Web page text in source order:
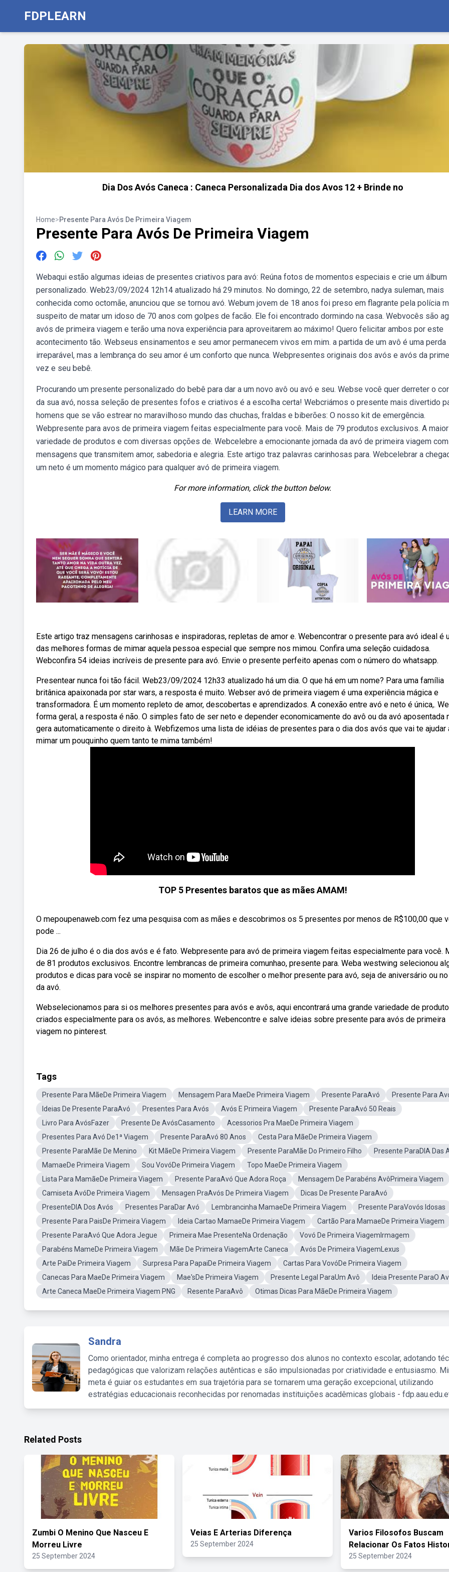
FDPLEARN
Dia Dos Avós Caneca : Caneca Personalizada Dia dos Avos 12 + Brinde no
Home>Presente Para Avós De Primeira Viagem
Presente Para Avós De Primeira Viagem
Webaqui estão algumas ideias de presentes criativos para avó: Reúna fotos de momentos especiais e crie um álbum
personalizado. Web23/09/2024 12h14 atualizado há 29 minutos. No domingo, 22 de setembro, nadya suleman, mais
conhecida como octomãe, anunciou que se tornou avó. Webum jovem de 18 anos foi preso em flagrante pela polícia
suspeito de matar um idoso de 70 anos com golpes de facão. Ele foi encontrado dormindo na casa. Webvocês são
avós de primeira viagem e terão uma nova experiência para aproveitarem ao máximo! Quero felicitar ambos por este
acontecimento tão. Webseus ensinamentos e seu amor permanecem vivos em mim. a partida de um avô é uma perda
irreparável, mas a lembrança do seu amor é um conforto que nunca. Webpresentes originais dos avós e avós da
vez e seu bebê.
Procurando um presente personalizado do bebê para dar a um novo avô ou avó e seu. Webse você quer derreter o
da sua avó, nossa seleção de presentes fofos e criativos é a escolha certa! Webcriámos o presente mais divertido
homens que se vão estrear no maravilhoso mundo das chuchas, fraldas e biberões: O nosso kit de emergência.
Webpresente para avos de primeira viagem feitas especialmente para você. Mais de 79 produtos exclusivos. A maior
variedade de produtos e com diversas opções de. Webcelebre a emocionante jornada da avó de primeira viagem com
mensagens que transmitem amor, sabedoria e alegria. Este artigo traz palavras carinhosas para. Webcelebrar a
um neto é um momento mágico para qualquer avó de primeira viagem.
For more information, click the button below.
LEARN MORE
Este artigo traz mensagens carinhosas e inspiradoras, repletas de amor e. Webencontrar o presente para avó ideal é
das melhores formas de mimar aquela pessoa especial que sempre nos mimou. Confira uma seleção cuidadosa.
Webconfira 54 ideias incríveis de presente para avó. Envie o presente perfeito apenas com o número do whatsapp.
Presentear nunca foi tão fácil. Web23/09/2024 12h33 atualizado há um dia. O que há em um nome? Para uma família
britânica apaixonada por star wars, a resposta é muito. Webser avó de primeira viagem é uma experiência mágica e
transformadora. É um momento repleto de amor, descobertas e aprendizados. A conexão entre avó e neto é única,.
forma geral, a resposta é não. O simples fato de ser neto e depender economicamente do avô ou da avó aposentada
gera automaticamente o direito à. Webfizemos uma lista de idéias de presentes para o dia dos avós que vai te ajudar
mimar um pouquinho quem tanto te mima também!
TOP 5 Presentes baratos que as mães AMAM!
O mepoupenaweb.com fez uma pesquisa com as mães e descobrimos os 5 presentes por menos de R$100,00 que
pode ...
Dia 26 de julho é o dia dos avós e é fato. Webpresente para avó de primeira viagem feitas especialmente para você.
de 81 produtos exclusivos. Encontre lembrancas de primeira comunhao, presente para. Weba westwing selecionou
produtos e dicas para você se inspirar no momento de escolher o melhor presente para avó, seja de aniversário ou
da avó.
Webselecionamos para si os melhores presentes para avós e avôs, aqui encontrará uma grande variedade de
criados especialmente para os avós, as melhores. Webencontre e salve ideias sobre presente para avós de primeira
viagem no pinterest.
Tags
Presente Para MãeDe Primeira Viagem Mensagem Para MaeDe Primeira Viagem Presente ParaAvó
Presente Para
Ideias De Presente ParaAvó
Presentes Para Avós Avós E Primeira Viagem
Presente ParaAvó 50 Reais
Livro Para AvósFazer
Presente De AvósCasamento
Acessorios Pra MaeDe Primeira Viagem
Presentes Para Avó De1ª Viagem
Presente ParaAvó 80 Anos
Cesta Para MãeDe Primeira Viagem
Presente ParaMãe De Menino
Kit MãeDe Primeira Viagem Presente ParaMãe Do Primeiro Filho
Presente ParaDIA Das
MamaeDe Primeira Viagem
Sou VovóDe Primeira Viagem
Topo MaeDe Primeira Viagem
Lista Para MamãeDe Primeira Viagem
Presente ParaAvó Que Adora Roça
Mensagem De Parabéns AvôPrimeira Viagem
Camiseta AvóDe Primeira Viagem
Mensagen PraAvós De Primeira Viagem
Dicas De Presente ParaAvó
PresenteDIA Dos Avós
Presentes ParaDar Avó Lembrancinha MamaeDe Primeira Viagem
Presente ParaVovós Idosas
Presente Para PaisDe Primeira Viagem
Ideia Cartao MamaeDe Primeira Viagem
Cartão Para MamaeDe Primeira Viagem
Presente ParaAvó Que Adora Jegue
Primeira Mae PresenteNa Ordenação
Vovó De Primeira ViagemIrmagem
Parabéns MameDe Primeira Viagem
Mãe De Primeira ViagemArte Caneca
Avós De Primeira ViagemLexus
Arte PaiDe Primeira Viagem
Surpresa Para PapaiDe Primeira Viagem
Cartas Para VovóDe Primeira Viagem
Canecas Para MaeDe Primeira Viagem
Mae'sDe Primeira Viagem Presente Legal ParaUm Avô
Ideia Presente ParaO
Arte Caneca MaeDe Primeira Viagem PNG
Resente ParaAvô Otimas Dicas Para MãeDe Primeira Viagem
Sandra
Como orientador, minha entrega é completa ao progresso dos alunos no contexto escolar, adotando
pedagógicas que valorizam relações autênticas e são impulsionadas por criatividade e entusiasmo.
meta é guiar os estudantes em sua trajetória para se tornarem uma geração excepcional, utilizando
estratégias educacionais reconhecidas por renomadas instituições acadêmicas globais -
Related Posts
Zumbi O Menino Que Nasceu E
Morreu Livre
25 September 2024
Veias E Arterias Diferença
25 September 2024
Varios Filosofos Buscam
Relacionar Os Fatos
25 September 2024